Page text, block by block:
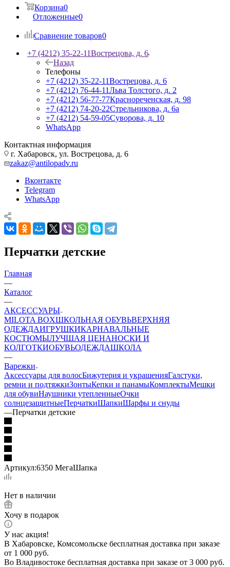
Корзина0
Отложенные0
Сравнение товаров0
+7 (4212) 35-22-11Вострецова, д. 6
Назад
Телефоны
+7 (4212) 35-22-11Вострецова, д. 6
+7 (4212) 76-44-11Льва Толстого, д. 2
+7 (4212) 56-77-77Краснореченская, д. 98
+7 (4212) 74-20-22Стрельникова, д. 6а
+7 (4212) 54-59-05Суворова, д. 10
WhatsApp
Контактная информация
г. Хабаровск, ул. Вострецова, д. 6
zakaz@antilopadv.ru
Вконтакте
Telegram
WhatsApp
Перчатки детские
Главная
—
Каталог
—
АКСЕССУАРЫ
MILOTA BOXШКОЛЬНАЯ ОБУВЬВЕРХНЯЯ
ОДЕЖДАИГРУШКИКАРНАВАЛЬНЫЕ
КОСТЮМЫЛУЧШАЯ ЦЕНАНОСКИ И
КОЛГОТКИОБУВЬОДЕЖДАШКОЛА
—
Варежки
Аксессуары для волосБижутерия и украшенияГалстуки,
ремни и подтяжкиЗонтыКепки и панамыКомплектыМешки
для обувиНаушники утепленныеОчки
солнцезащитныеПерчаткиШапкиШарфы и снуды
—Перчатки детские
Артикул:6350 МегаШапка
Нет в наличии
Хочу в подарок
У нас акция!
В Хабаровске, Комсомольске бесплатная доставка при заказе
от 1 000 руб.
Во Владивостоке бесплатная доставка при заказе от 3 000 руб.